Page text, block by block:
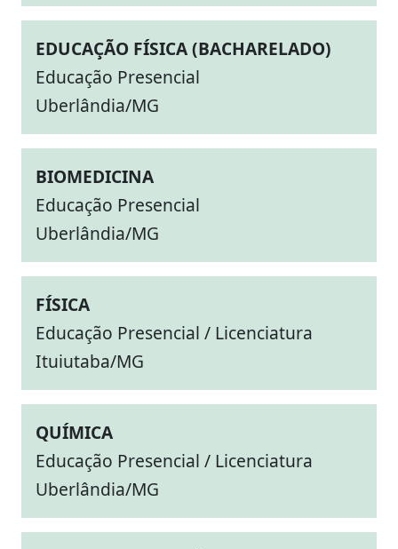
EDUCAÇÃO FÍSICA (BACHARELADO)
Educação Presencial
Uberlândia/MG
BIOMEDICINA
Educação Presencial
Uberlândia/MG
FÍSICA
Educação Presencial / Licenciatura
Ituiutaba/MG
QUÍMICA
Educação Presencial / Licenciatura
Uberlândia/MG